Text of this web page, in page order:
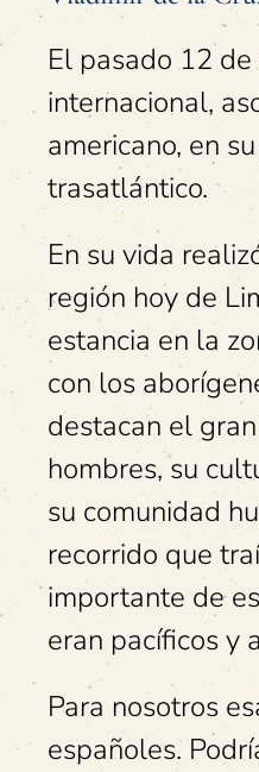
El pasado 12
internacional,
americano, en
trasatlántico.
En su vida
región hoy de
estancia en la
con los
destacan el
hombres, su
su comunidad
recorrido que
importante de
eran pacíficos y
Para nosotros
españoles.